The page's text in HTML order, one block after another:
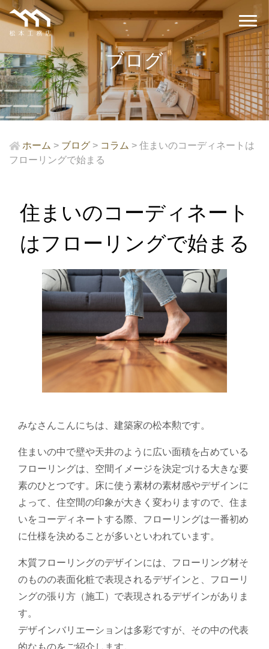
ブログ
ホーム > ブログ > コラム >住まいのコーディネートは
フローリングで始まる
住まいのコーディネート
はフローリングで始まる
みなさんこんにちは、建築家の松本勲です。
住まいの中で壁や天井のように広い面積を占めている
フローリングは、空間イメージを決定づける大きな要
素のひとつです。床に使う素材の素材感やデザインに
よって、住空間の印象が大きく変わりますので、住ま
いをコーディネートする際、フローリングは一番初め
に仕様を決めることが多いといわれています。
木質フローリングのデザインには、フローリング材そ
のものの表面化粧で表現されるデザインと、フローリ
ングの張り方（施工）で表現されるデザインがありま
す。
デザインバリエーションは多彩ですが、その中の代表
的なものをご紹介します。